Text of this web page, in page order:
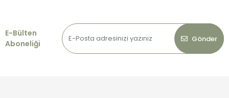
E-Bülten
Aboneliği
Gönder